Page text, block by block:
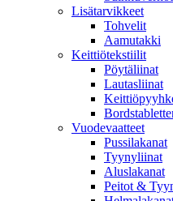
Lisätarvikkeet
Tohvelit
Aamutakki
Keittiötekstiilit
Pöytäliinat
Lautasliinat
Vuodevaatteet
Pussilakanat
Tyynyliinat
Aluslakanat
Peitot &